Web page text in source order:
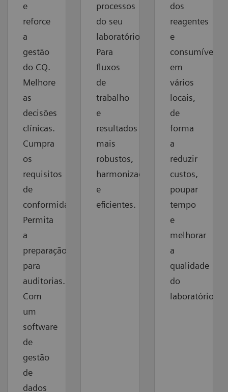
e
reforce
a
gestão
do CQ.
Melhore
as
decisões
clínicas.
Cumpra
os
requisitos
de
conformidade.
Permita
a
preparação
para
auditorias.
Com
um
software
de
gestão
de
dados
processos
do seu
laboratório.
Para
fluxos
de
trabalho
e
resultados
mais
robustos,
harmonizados
e
eficientes.
dos
reagentes
e
consumíveis
em
vários
locais,
de
forma
a
reduzir
custos,
poupar
tempo
e
melhorar
a
qualidade
do
laboratório.